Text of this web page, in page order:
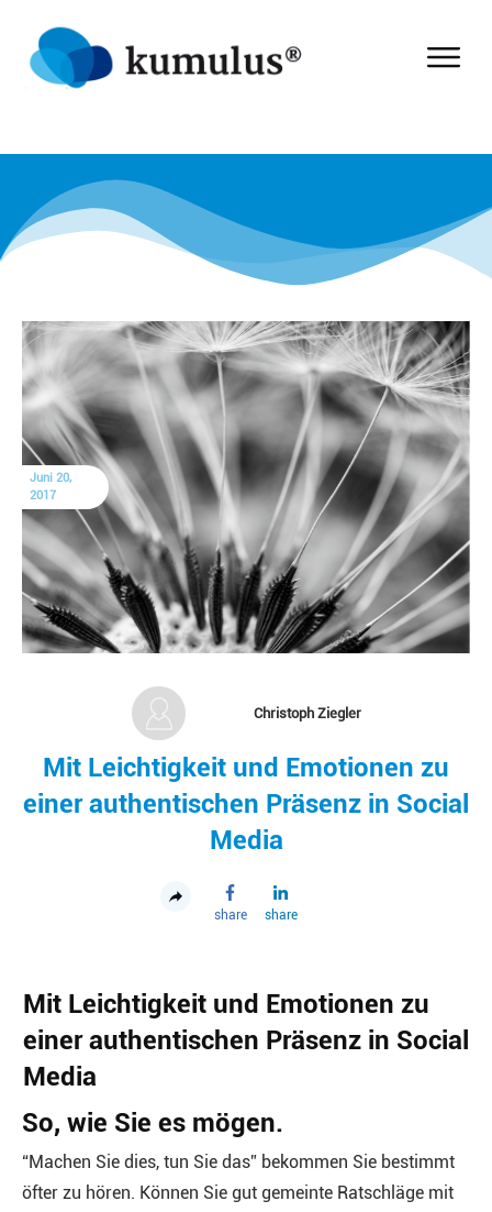
Juni 20,
2017
Christoph Ziegler
Mit Leichtigkeit und Emotionen zu
einer authentischen Präsenz in Social
Media
share share
Mit Leichtigkeit und Emotionen zu
einer authentischen Präsenz in Social
Media
So, wie Sie es mögen.
“Machen Sie dies, tun Sie das” bekommen Sie bestimmt
öfter zu hören. Können Sie gut gemeinte Ratschläge mit